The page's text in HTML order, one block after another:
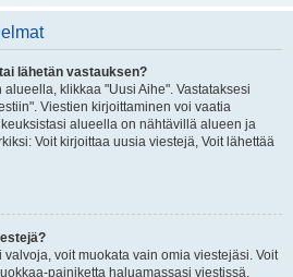
lähetän vastauksen?
klikkaa "Uusi Aihe". Vastataksesi
Viestien kirjoittaminen voi vaatia
alueella on nähtävillä alueen ja
Voit kirjoittaa uusia viestejä, Voit lähettää
voit muokata vain omia viestejäsi. Voit
painiketta haluamassasi viestissä.